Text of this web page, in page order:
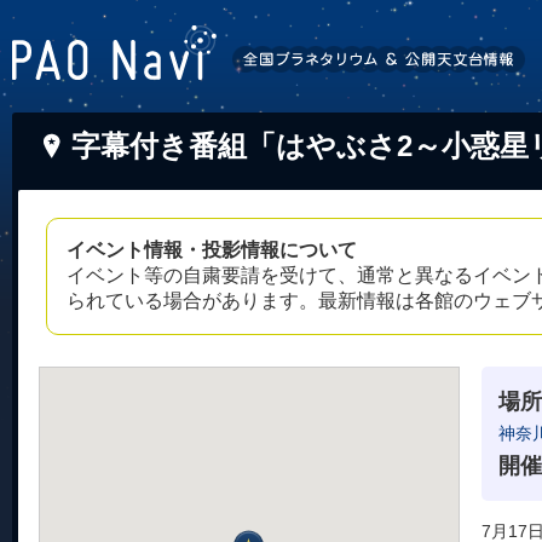
字幕付き番組「はやぶさ2～小惑
イベント情報・投影情報について
イベント等の自粛要請を受けて、通常と異なるイベ
られている場合があります。最新情報は各館のウェ
場所
神奈
開
7月17